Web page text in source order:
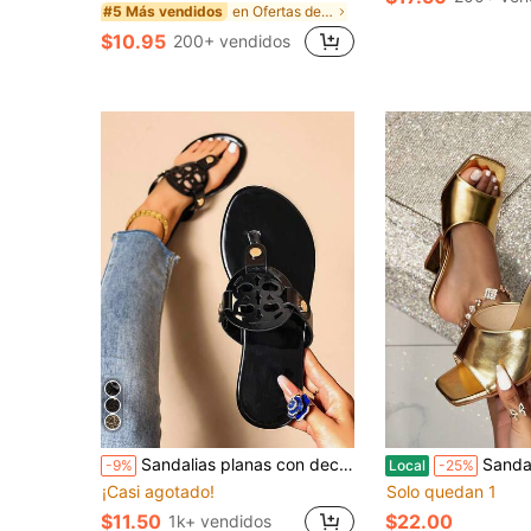
#5 Más vendidos en Ofertas de nueva llegada Sandalias de tacón par
$10.95 200+ vendidos
-9% Sandalias planas con decoración metálica redonda para los dedos de los pies, estilo de vacaciones de verano, moda plana y cómoda, chanclas de playa
¡Casi agotado!
$11.50 1k+ vendidos
Local -25% Sandalias de tacón alto cuadradas asimétricas
Solo quedan 1
$22.00